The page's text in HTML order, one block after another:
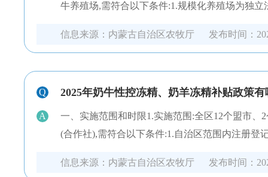
牛养殖场,需符合以下条件:1.规模化养殖场为独
信息来源： 内蒙古自治区农牧厅 发布时间：
Q 2025年奶牛性控冻精、奶羊冻精补贴政策
A
一、实施范围和时限1.实施范围:全区12个盟市、
(合作社),需符合以下条件:1.自治区范围内注册登
信息来源： 内蒙古自治区农牧厅 发布时间：